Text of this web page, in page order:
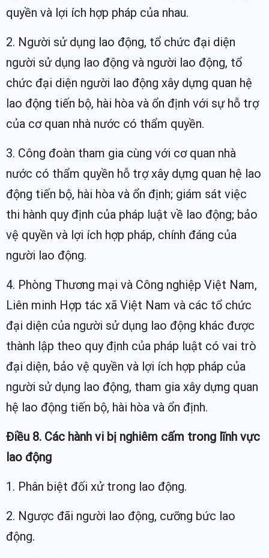
quyền và lợi ích hợp pháp của nhau.
2. Người sử dụng lao động, tổ chức đại diện
người sử dụng lao động và người lao động, tổ
chức đại diện người lao động xây dựng quan hệ
lao động tiến bộ, hài hòa và ổn định với sự hỗ trợ
của cơ quan nhà nước có thẩm quyền.
3. Công đoàn tham gia cùng với cơ quan nhà
nước có thẩm quyền hỗ trợ xây dựng quan hệ lao
động tiến bộ, hài hòa và ổn định; giám sát việc
thi hành quy định của pháp luật về lao động; bảo
vệ quyền và lợi ích hợp pháp, chính đáng của
người lao động.
4. Phòng Thương mại và Công nghiệp Việt Nam,
Liên minh Hợp tác xã Việt Nam và các tổ chức
đại diện của người sử dụng lao động khác được
thành lập theo quy định của pháp luật có vai trò
đại diện, bảo vệ quyền và lợi ích hợp pháp của
người sử dụng lao động, tham gia xây dựng quan
hệ lao động tiến bộ, hài hòa và ổn định.
Điều 8. Các hành vi bị nghiêm cấm trong lĩnh vực
lao động
1. Phân biệt đối xử trong lao động.
2. Ngược đãi người lao động, cưỡng bức lao
động.